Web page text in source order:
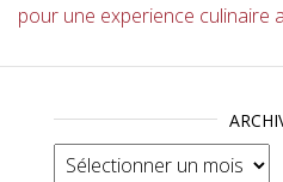
pour une experience culinaire
Archives